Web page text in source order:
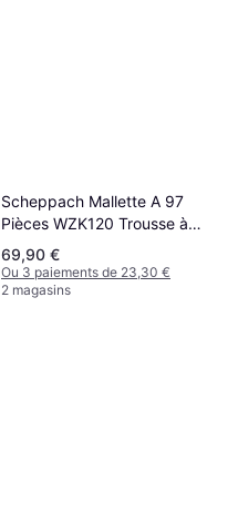
Scheppach Mallette A 97
Pièces WZK120 Trousse à
outils
69,90 €
Ou 3 paiements de 23,30 €
2 magasins